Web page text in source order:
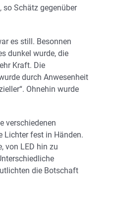
so Schätz gegenüber
es still. Besonnen
dunkel wurde, die
Kraft. Die
durch Anwesenheit
Ohnehin wurde
verschiedenen
Lichter fest in Händen.
von LED hin zu
die Botschaft